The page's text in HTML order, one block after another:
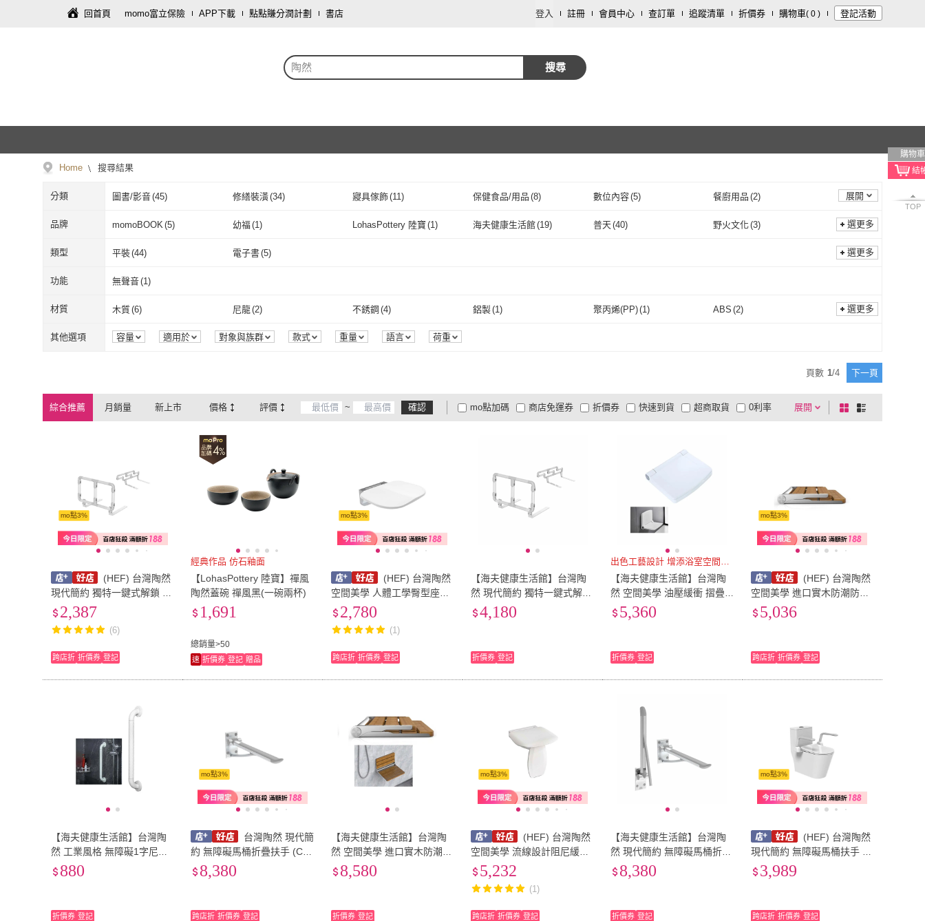
回首頁 momo富立保險 APP下載 點點賺分潤計劃 書店 登入 註冊 會員中心 查訂單 追蹤清單 折價券 購物車( 0 ) 登記活動
陶然 搜尋
購物車
TOP
Home 搜尋結果
分類 圖書/影音(45) 修繕裝潢(34) 寢具傢飾(11) 保健食品/用品 (8) 數位內容(5) 餐廚用品 (2)
家電 (1) 食品飲料 母嬰/童(1)
展開
品牌 momoBOOK (5) 幼福(1) LohasPottery 陸寶 (1) 海夫健康生活館(19) 普天(40) 野火文化(3)
藍天圖書
momoBOOK 幼福(
藍天圖書
取消 選更多
類型 平裝(44) 電子書(5)
平裝(44
選更多
功能 無聲音(1)
無聲音
材質 木質(6) 尼龍(2) 不銹鋼(4) 鋁製(1) 聚丙烯(PP)(1) ABS (2)
其他(10 ABS樹脂( EVA
木質 尼龍 不銹鋼(4
選更多
其他選項 容量 適用於 對象與族群 款式 重量 語言 荷重
頁數 1/4 下一頁
綜合推薦 月銷量 新上市 價格 評價 ~ 確認 展開
折價券
有影片
商品有量 電視購物
mo點加碼 快速到貨 超商取貨
大家電安心配
大家電快配
商店免運券 0利率
及以上
棋
盤
列
mo點3%
(HEF) 台灣陶然
現代簡約 獨特一鍵式解鎖 無
障礙床邊扶手 (CF-109)
2,387
(6)
跨店折 折價券 登記
經典作品 仿石釉面
【LohasPottery 陸寶】禪風
陶然蓋碗 禪風黑(一碗兩杯)
總銷量>50
1,691
速 折價券 登記 贈品
mo點3%
(HEF) 台灣陶然
空間美學 人體工學臀型座面
摺疊淋浴凳(CF-006-1)
2,780
(1)
跨店折 折價券 登記
【海夫健康生活館】台灣陶
然 現代簡約 獨特一鍵式解鎖
無障礙床邊扶手(CF-109)
4,180
折價券 登記
出色工藝設計 增添浴室空間美學
【海夫健康生活館】台灣陶
然 空間美學 油壓緩衝 摺疊
淋浴凳(CF-003)
5,360
折價券 登記
mo點3%
(HEF) 台灣陶然
空間美學 進口實木防潮防腐
摺疊淋浴凳 (CF-007)
5,036
跨店折 折價券 登記
【海夫健康生活館】台灣陶
然 工業風格 無障礙1字尼龍
扶手 500mm(CF-104-1)
880
折價券 登記
mo點3%
台灣陶然 現代簡
約 無障礙馬桶折疊扶手 (CF-
107)8,380
跨店折 折價券 登記
【海夫健康生活館】台灣陶
然 空間美學 進口實木防潮防
腐 摺疊淋浴凳(CF-007)
8,580
折價券 登記
mo點3%
(HEF) 台灣陶然
空間美學 流線設計阻尼緩降
摺疊淋浴凳 (CF-088)
5,232
(1)
跨店折 折價券 登記
【海夫健康生活館】台灣陶
然 現代簡約 無障礙馬桶折疊
扶手(CF-107)
8,380
折價券 登記
mo點3%
(HEF) 台灣陶然
現代簡約 無障礙馬桶扶手 (C
F-108-1)
3,989
跨店折 折價券 登記